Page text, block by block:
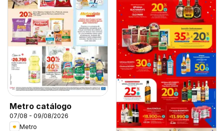
Metro catálogo
07/08 - 09/08/2026
Metro